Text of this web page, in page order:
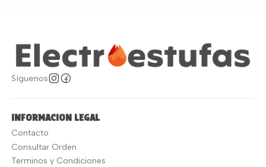
Síguenos
INFORMACION LEGAL
Contacto
Consultar Orden
Terminos y Condiciones